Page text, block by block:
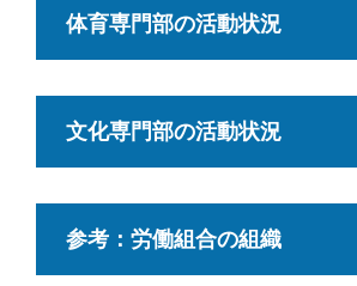
体育専門部の活動状況
文化専門部の活動状況
参考：労働組合の組織